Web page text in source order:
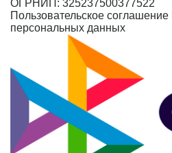
ОГРНИП: 325237500377522
Пользовательское соглашение
персональных данных